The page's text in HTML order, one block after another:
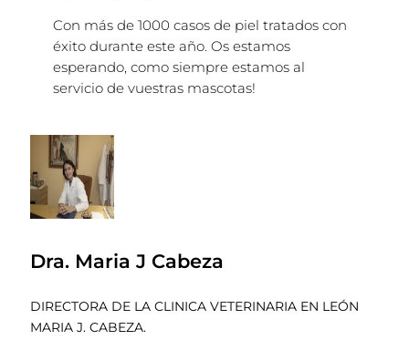
Con más de 1000 casos de piel tratados con
éxito durante este año. Os estamos
esperando, como siempre estamos al
servicio de vuestras mascotas!
Dra. Maria J Cabeza
DIRECTORA DE LA CLINICA VETERINARIA EN LEÓN
MARIA J. CABEZA.